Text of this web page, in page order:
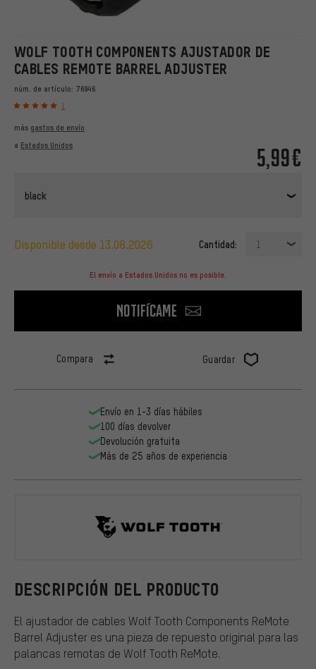
WOLF TOOTH COMPONENTS AJUSTADOR DE
CABLES REMOTE BARREL ADJUSTER
núm. de artículo: 76946
1
5,99€
más gastos de envío
a Estados Unidos
black
disponible desde 13.08.2026 Cantidad: 1
El envío a Estados Unidos no es posible.
Notifícame
Compara Guardar
DESCRIPCIÓN DEL PRODUCTO
El ajustador de cables Wolf Tooth Components ReMote
Barrel Adjuster es una pieza de repuesto original para las
palancas remotas de Wolf Tooth ReMote.
Envío en 1-3 días hábiles
100 días devolver
Devolución gratuita
Más de 25 años de experiencia